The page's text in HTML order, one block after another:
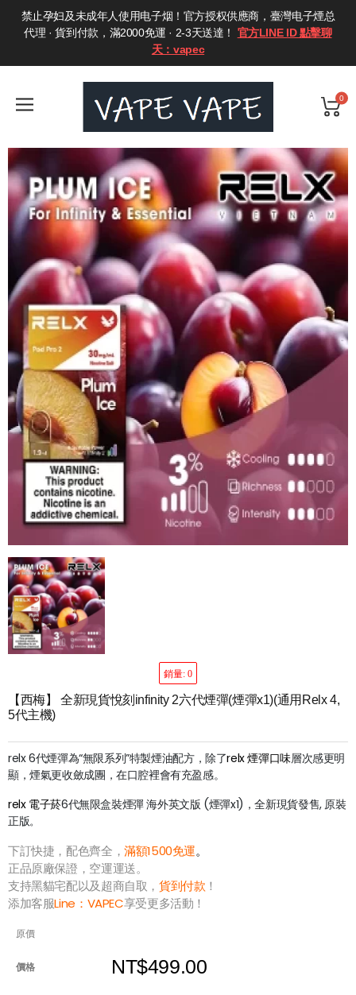
禁止孕妇及未成年人使用电子烟！官方授权供應商，臺灣电子煙总
代理 · 貨到付款，滿2000免運 · 2-3天送達！ 官方LINE ID 點擊聊
天：vapec
0
銷量: 0
【西梅】 全新現貨悅刻infinity 2六代煙彈(煙彈x1)(通用Relx 4,
5代主機)
relx 6代煙彈為“無限系列”特製煙油配方，除了relx 煙彈口味層次感更明
顯，煙氣更收斂成團，在口腔裡會有充盈感。
relx 電子菸6代無限盒裝煙彈 海外英文版 (煙彈x1)，全新現貨發售, 原裝
正版。
下訂快捷，配色齊全，滿額1500免運。
正品原廠保證，空運運送。
支持黑貓宅配以及超商自取，貨到付款 ！
添加客服Line： VAPEC享受更多活動！
原價
價格 NT$499.00